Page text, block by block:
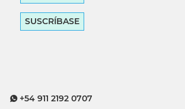
SUSCRÍBASE
+54 911 2192 0707